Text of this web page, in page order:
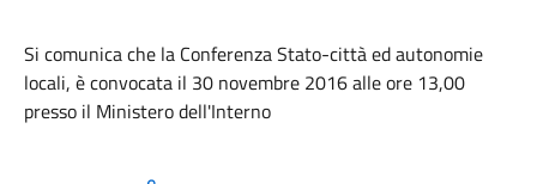
Si comunica che la Conferenza Stato-città ed autonomie
locali, è convocata il 30 novembre 2016 alle ore 13,00
presso il Ministero dell'Interno